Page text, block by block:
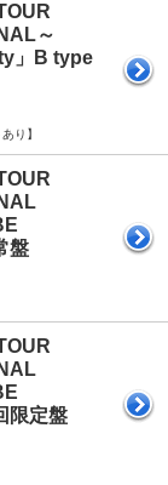
～
」B type
り】
盤
限定盤